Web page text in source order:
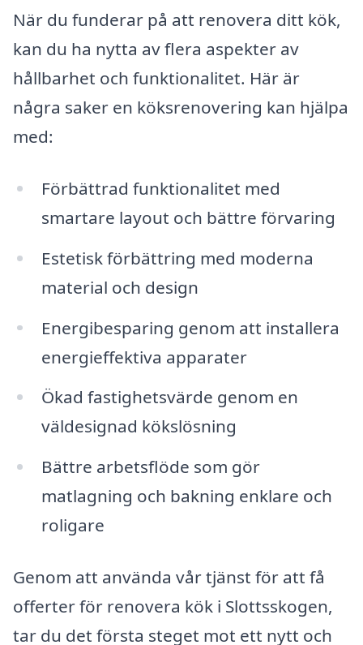
När du funderar på att renovera ditt kök,
kan du ha nytta av flera aspekter av
hållbarhet och funktionalitet. Här är
några saker en köksrenovering kan hjälpa
med:
Förbättrad funktionalitet med
smartare layout och bättre förvaring
Estetisk förbättring med moderna
material och design
Energibesparing genom att installera
energieffektiva apparater
Ökad fastighetsvärde genom en
väldesignad kökslösning
Bättre arbetsflöde som gör
matlagning och bakning enklare och
roligare
Genom att använda vår tjänst för att få
offerter för renovera kök i Slottsskogen,
tar du det första steget mot ett nytt och